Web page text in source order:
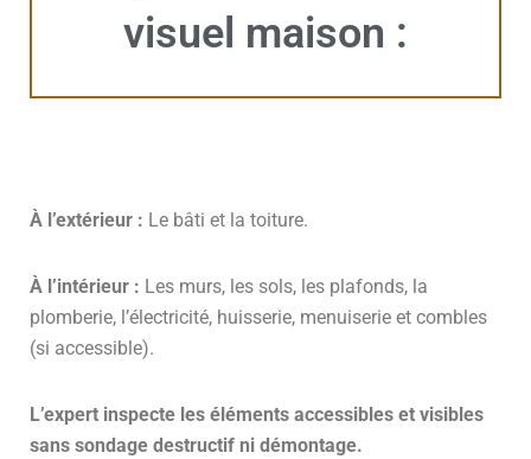
visuel maison :
À l’extérieur : Le bâti et la toiture.
À l’intérieur : Les murs, les sols, l es plafonds, l a
plomberie, l ’électricité, huisserie, menuiserie et combles
(si accessible).
L’expert inspecte les éléments accessibles et visibles
sans sondage destructif ni démontage.